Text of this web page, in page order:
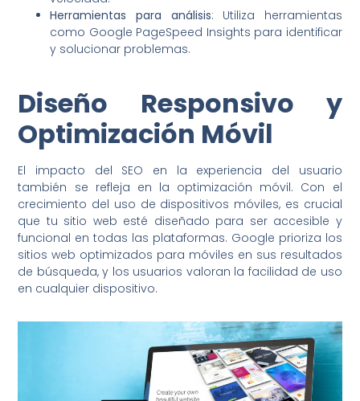
Herramientas para análisis: Utiliza herramientas
como Google PageSpeed Insights para identificar
y solucionar problemas.
Diseño Responsivo y
Optimización Móvil
El impacto del SEO en la experiencia del usuario
también se refleja en la optimización móvil. Con el
crecimiento del uso de dispositivos móviles, es crucial
que tu sitio web esté diseñado para ser accesible y
funcional en todas las plataformas. Google prioriza los
sitios web optimizados para móviles en sus resultados
de búsqueda, y los usuarios valoran la facilidad de uso
en cualquier dispositivo.